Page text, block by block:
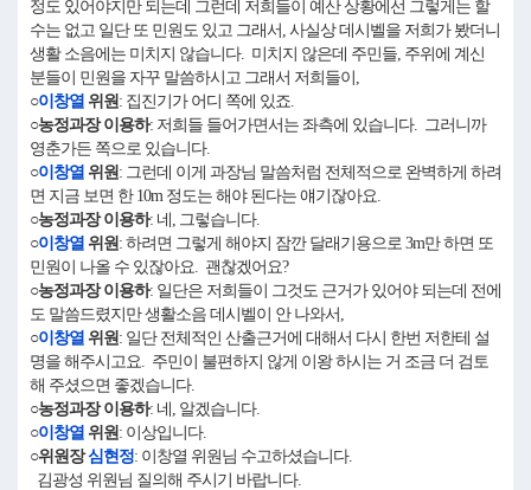
정도 있어야지만 되는데 그런데 저희들이 예산 상황에선 그렇게는 할
수는 없고 일단 또 민원도 있고 그래서, 사실상 데시벨을 저희가 봤더니
생활 소음에는 미치지 않습니다. 미치지 않은데 주민들, 주위에 계신
분들이 민원을 자꾸 말씀하시고 그래서 저희들이,
○이창열 위원: 집진기가 어디 쪽에 있죠.
○농정과장 이용하: 저희들 들어가면서는 좌측에 있습니다. 그러니까
영춘가든 쪽으로 있습니다.
○이창열 위원: 그런데 이게 과장님 말씀처럼 전체적으로 완벽하게 하려
면 지금 보면 한 10m 정도는 해야 된다는 얘기잖아요.
○농정과장 이용하: 네, 그렇습니다.
○이창열 위원: 하려면 그렇게 해야지 잠깐 달래기용으로 3m만 하면 또
민원이 나올 수 있잖아요. 괜찮겠어요?
○농정과장 이용하: 일단은 저희들이 그것도 근거가 있어야 되는데 전에
도 말씀드렸지만 생활소음 데시벨이 안 나와서,
○이창열 위원: 일단 전체적인 산출근거에 대해서 다시 한번 저한테 설
명을 해주시고요. 주민이 불편하지 않게 이왕 하시는 거 조금 더 검토
해 주셨으면 좋겠습니다.
○농정과장 이용하: 네, 알겠습니다.
○이창열 위원: 이상입니다.
○위원장심현정: 이창열 위원님 수고하셨습니다.
김광성 위원님 질의해 주시기 바랍니다.